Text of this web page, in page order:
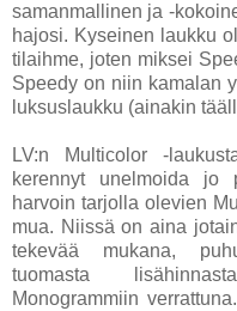
samanmallinen ja -
hajosi. Kyseinen laukku
tilaihme, joten miksei
Speedy on niin kamalan
luksuslaukku (ainakin
LV:n Multicolor -
kerennyt unelmoida jo
harvoin tarjolla olevien
mua. Niissä on aina
tekevää mukana,
tuomasta
Monogrammiin verrattuna.